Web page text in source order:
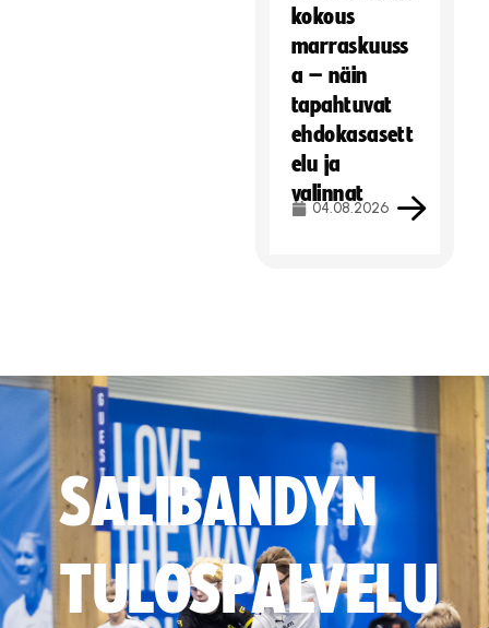
kokous
marraskuuss
a – näin
tapahtuvat
ehdokasasett
elu ja
valinnat
04.08.2026
SALIBANDYN
TULOSPALVELU